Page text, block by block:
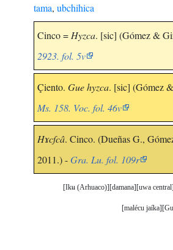
tama, ubchihica
Cinco = Hyzca. [sic] (Gómez &
2923. fol. 5v
Çiento. Gue hyzca. [sic] (Gómez
Ms. 158. Voc. fol. 46v
Hɤcſcâ. Cinco. (Dueñas G.,
2011.) -Gra. Lu. fol. 109r
uwa central
damana
Ikʉ (Arhuaco)
malécu jaíka